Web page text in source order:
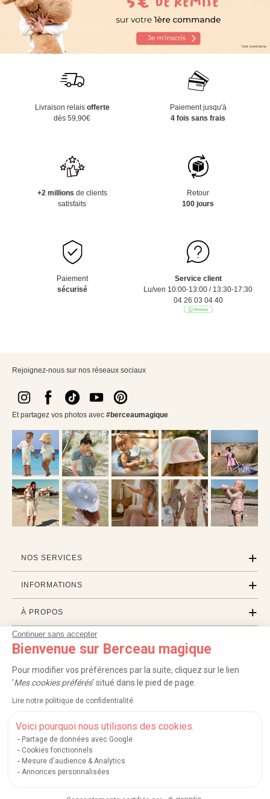
Continuer sans accepter
Bienvenue sur Berceau magique
Pour modifier vos préférences par la suite, cliquez sur le lien
'Mes cookies préférés' situé dans le pied de page.
Lire notre politique de confidentialité
Voici pourquoi nous utilisons des cookies.
Partage de données avec Google
Cookies fonctionnels
Mesure d'audience & Analytics
Annonces personnalisées
Livraison relais offerte
dès 59,90€
Paiement jusqu'à
4 fois sans frais
+2 millions de clients
satisfaits
Retour
100 jours
Paiement
sécurisé
Service client
Lu/ven 10:00-13:00 / 13:30-17:30
04 26 03 04 40
Rejoignez-nous sur nos réseaux sociaux
Et partagez vos photos avec #berceaumagique
NOS SERVICES
INFORMATIONS
À PROPOS
PROFESSIONNELS
LISTES CADEAUX
Service après-vente| FAQ |Rappels de produits|Protection des données
Mentions légales et crédits Conditions générales de ventes
Nos moyens de paiement sécurisés